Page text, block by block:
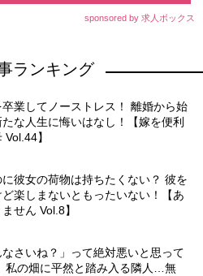
sponsored by 求人ボックス
ランキング
業してノーストレス！ 離婚から始
な人生に悔いはなし！【嫁を便利
】
彼女の荷物は持ちたくない？ 彼を
楽しまないともったいない！【あ
せん Vol.8】
なさいね？」って絶対悪いと思って
私の畑に平然と踏み入る隣人…無